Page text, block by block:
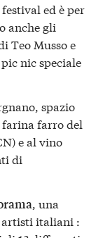
ed è per
anche gli
Teo Musso e
nic speciale
spazio
farina farro del
e al vino
di
, una
italiani :